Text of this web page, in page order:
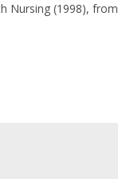
Nursing (1998), from